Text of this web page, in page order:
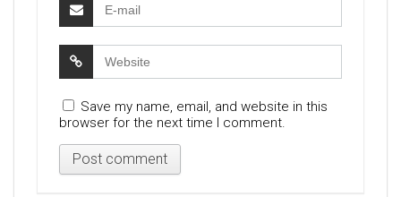
Save my name, email, and website in this
browser for the next time I comment.